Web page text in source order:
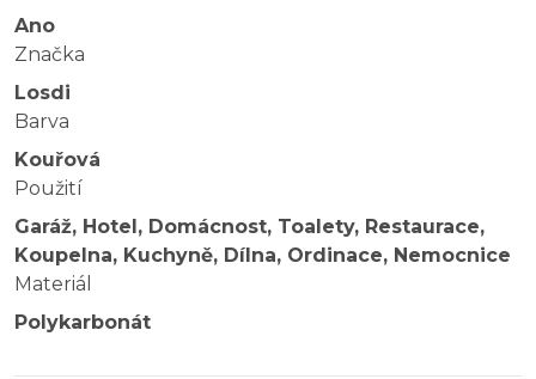
Ano
Značka
Losdi
Barva
Kouřová
Použití
Garáž, Hotel, Domácnost, Toalety, Restaurace,
Koupelna, Kuchyně, Dílna, Ordinace, Nemocnice
Materiál
Polykarbonát